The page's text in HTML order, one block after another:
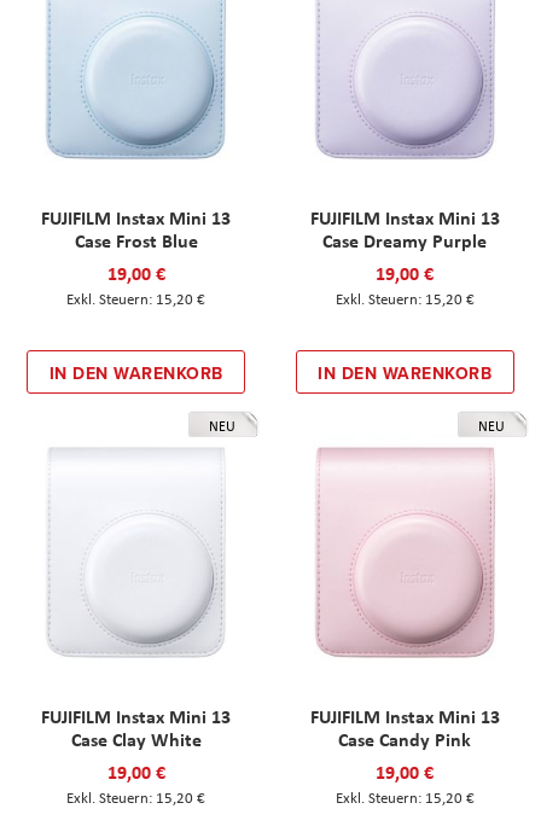
FUJIFILM Instax Mini 13
Case Frost Blue
19,00 €
15,20 €
IN DEN WARENKORB
FUJIFILM Instax Mini 13
Case Dreamy Purple
19,00 €
15,20 €
IN DEN WARENKORB
NEU
FUJIFILM Instax Mini 13
Case Clay White
19,00 €
15,20 €
NEU
FUJIFILM Instax Mini 13
Case Candy Pink
19,00 €
15,20 €